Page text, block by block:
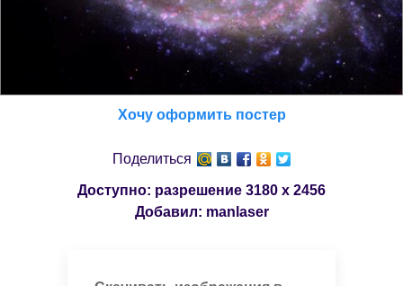
Хочу оформить постер
Поделиться
Доступно: разрешение 3180 x 2456
Добавил: manlaser